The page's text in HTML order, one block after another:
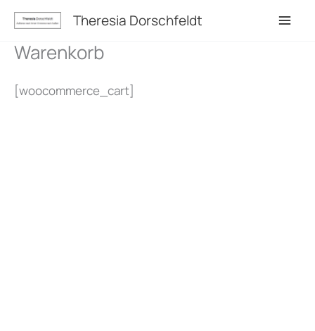
Zum
Inhalt
springen
Theresia Dorschfeldt
Warenkorb
[woocommerce_cart]